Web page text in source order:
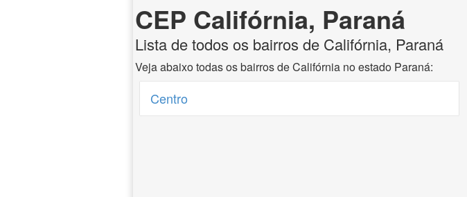
CEP Califórnia, Paraná
Lista de todos os bairros de Califórnia, Paraná
Veja abaixo todas os bairros de Califórnia no estado Paraná:
Centro